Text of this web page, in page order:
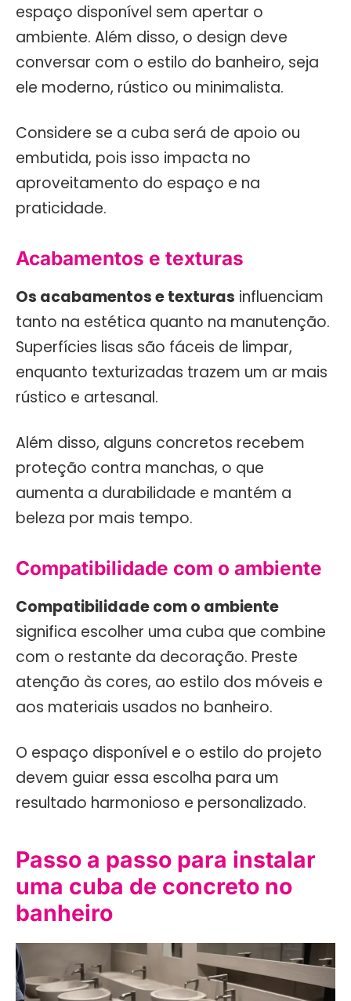
espaço disponível sem apertar o
ambiente. Além disso, o design deve
conversar com o estilo do banheiro, seja
ele moderno, rústico ou minimalista.
Considere se a cuba será de apoio ou
embutida, pois isso impacta no
aproveitamento do espaço e na
praticidade.
Acabamentos e texturas
Os acabamentos e texturas influenciam
tanto na estética quanto na manutenção.
Superfícies lisas são fáceis de limpar,
enquanto texturizadas trazem um ar mais
rústico e artesanal.
Além disso, alguns concretos recebem
proteção contra manchas, o que
aumenta a durabilidade e mantém a
beleza por mais tempo.
Compatibilidade com o ambiente
Compatibilidade com o ambiente
significa escolher uma cuba que combine
com o restante da decoração. Preste
atenção às cores, ao estilo dos móveis e
aos materiais usados no banheiro.
O espaço disponível e o estilo do projeto
devem guiar essa escolha para um
resultado harmonioso e personalizado.
Passo a passo para instalar
uma cuba de concreto no
banheiro